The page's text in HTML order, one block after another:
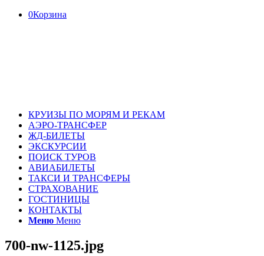
0Корзина
КРУИЗЫ ПО МОРЯМ И РЕКАМ
АЭРО-ТРАНСФЕР
ЖД-БИЛЕТЫ
ЭКСКУРСИИ
ПОИСК ТУРОВ
АВИАБИЛЕТЫ
ТАКСИ И ТРАНСФЕРЫ
СТРАХОВАНИЕ
ГОСТИНИЦЫ
КОНТАКТЫ
Меню Меню
700-nw-1125.jpg